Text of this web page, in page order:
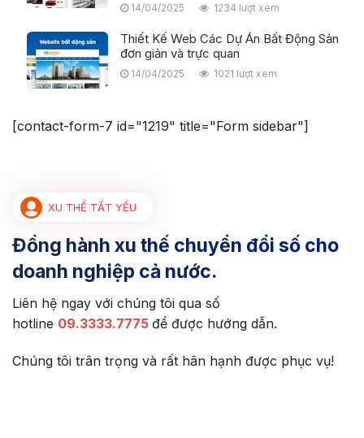
14/04/2025 1234 lượt xem
Thiết Kế Web Các Dự Án Bất Động Sản
đơn giản và trực quan
14/04/2025 1021 lượt xem
[contact-form-7 id="1219" title="Form sidebar"]
XU THẾ TẤT YẾU
Đồng hành xu thế chuyển đổi số cho
doanh nghiệp cả nước.
Liên hệ ngay với chúng tôi qua số
hotline 09.3333.7775 để được hướng dẫn.
Chúng tôi trân trọng và rất hân hạnh được phục vụ!